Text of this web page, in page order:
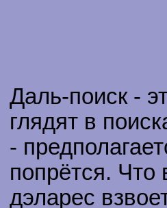
Даль-поиск -
глядят в
-
попрётся. Что
дэларес